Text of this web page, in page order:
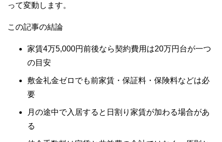
って変動します。
この記事の結論
家賃4万5,000円前後なら契約費用は20万円台が一つ
の目安
敷金礼金ゼロでも前家賃・保証料・保険料などは必
要
月の途中で入居すると日割り家賃が加わる場合があ
る